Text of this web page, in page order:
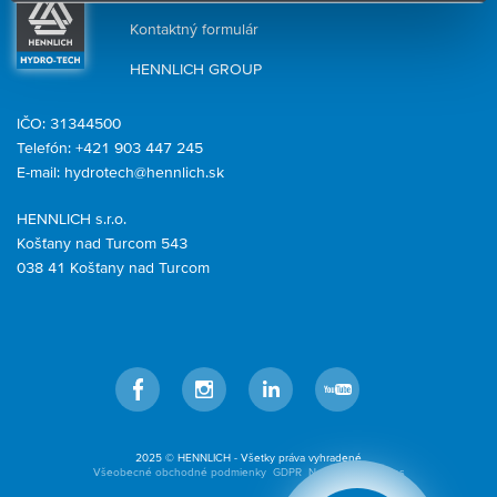
Kontaktný formulár
HENNLICH GROUP
HENNLICH s.r.o.
Košťany nad Turcom 543
038 41 Košťany nad Turcom
IČO: 31344500
Telefón: +421 903 447 245
E-mail: hydrotech@hennlich.sk
2025 © HENNLICH - Všetky práva vyhradené
Všeobecné obchodné podmienky GDPR Nastavenia cookies
FacebookInstagramLinkedIn YouTube